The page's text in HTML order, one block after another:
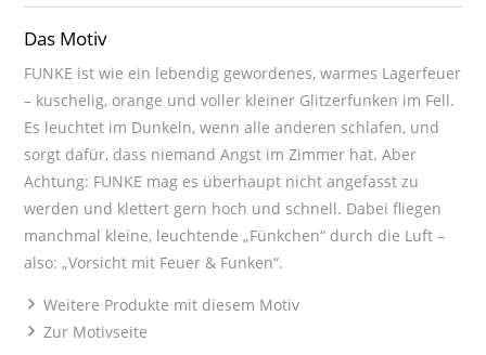
Das Motiv
FUNKE ist wie ein lebendig gewordenes, warmes Lagerfeuer
– kuschelig, orange und voller kleiner Glitzerfunken im Fell.
Es leuchtet im Dunkeln, wenn alle anderen schlafen, und
sorgt dafür, dass niemand Angst im Zimmer hat. Aber
Achtung: FUNKE mag es überhaupt nicht angefasst zu
werden und klettert gern hoch und schnell. Dabei fliegen
manchmal kleine, leuchtende „Fünkchen“ durch die Luft –
also: „Vorsicht mit Feuer & Funken“.
Weitere Produkte mit diesem Motiv
Zur Motivseite